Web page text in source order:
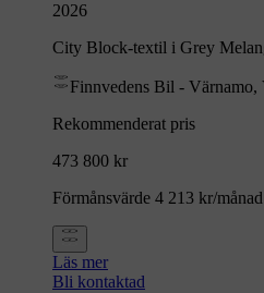
2026
City Block-textil i Grey
Finnvedens Bil - Värnamo,
Rekommenderat pris
473 800 kr
Förmånsvärde 4 213 kr/månad
Läs mer
Bli kontaktad